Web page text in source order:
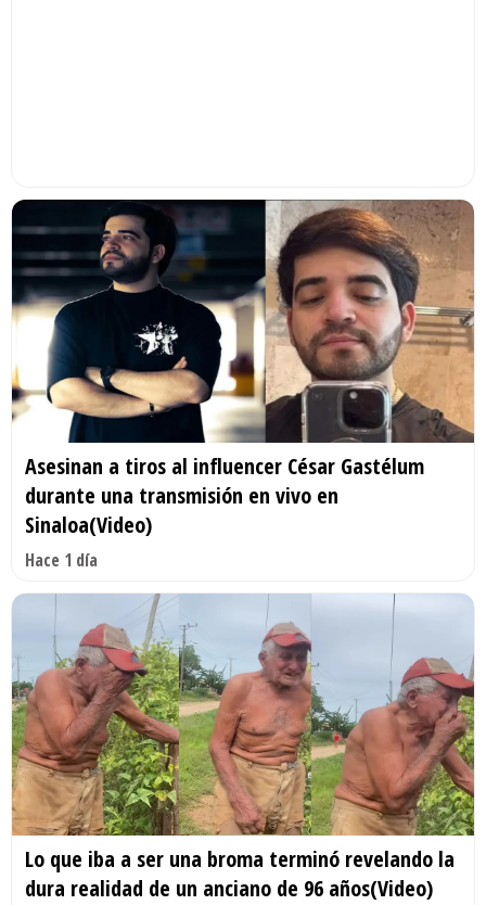
Asesinan a tiros al influencer César Gastélum
durante una transmisión en vivo en
Sinaloa(Video)
Hace 1 día
Lo que iba a ser una broma terminó revelando la
dura realidad de un anciano de 96 años(Video)